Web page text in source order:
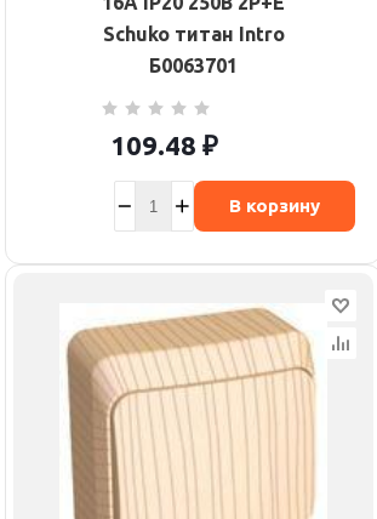
Schuko титан Intro
Б0063701
109.48 ₽
В корзину